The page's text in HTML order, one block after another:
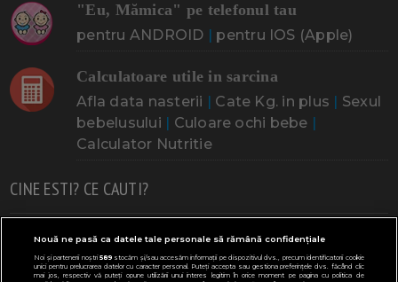
"Eu, Mămica" pe telefonul tau
pentru ANDROID pentru IOS (Apple)
Calculatoare utile in sarcina
Afla data nasterii Cate Kg. in plus
Sexul
bebelusului
Culoare ochi bebe
Calculator Nutritie
CINE ESTI? CE CAUTI?
Doresc un copil Adoptia Probleme cu sarcina
Urmeaza sa nasc Probleme alaptare Bebe plange
Nouă ne pasă ca datele tale personale să rămână confidențiale
Noi și partenerii noștri589stocăm și/sau accesăm informații pe dispozitivul dvs., precum identificatorii cookie
unici pentru prelucrarea datelor cu caracter personal. Puteți accepta sau gestiona preferințele dvs. făcând clic
mai jos, respectiv vă puteți opune utilizării unui interes legitim în orice moment pe pagina cu politica de